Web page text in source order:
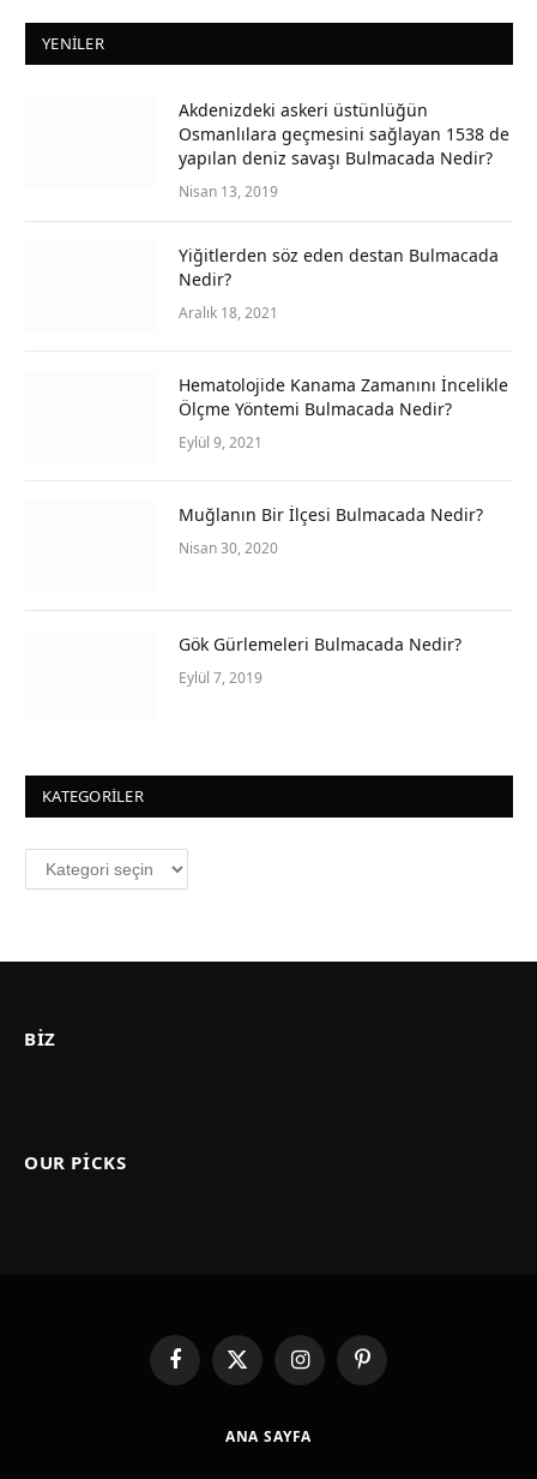
YENILER
Akdenizdeki askeri üstünlüğün
Osmanlılara geçmesini sağlayan 1538 de
yapılan deniz savaşı Bulmacada Nedir?
Nisan 13, 2019
Yiğitlerden söz eden destan Bulmacada
Nedir?
Aralık 18, 2021
Hematolojide Kanama Zamanını İncelikle
Ölçme Yöntemi Bulmacada Nedir?
Eylül 9, 2021
Muğlanın Bir İlçesi Bulmacada Nedir?
Nisan 30, 2020
Gök Gürlemeleri Bulmacada Nedir?
Eylül 7, 2019
KATEGORILER
Kategoriler
BIZ
OUR PICKS
FacebookX
(Twitter)
InstagramPinterest
ANA SAYFA